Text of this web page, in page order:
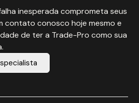
inesperada comprometa seus
contato conosco hoje mesmo e
de ter a Trade-Pro como sua